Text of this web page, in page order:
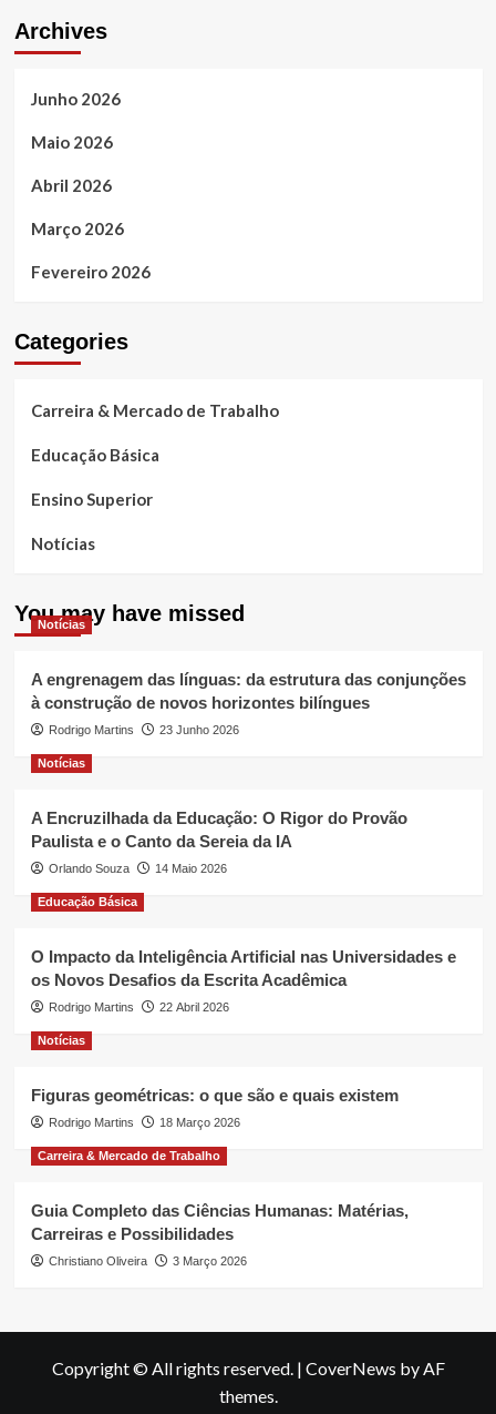
Archives
Junho 2026
Maio 2026
Abril 2026
Março 2026
Fevereiro 2026
Categories
Carreira & Mercado de Trabalho
Educação Básica
Ensino Superior
Notícias
You may have missed
Notícias
A engrenagem das línguas: da estrutura das conjunções
à construção de novos horizontes bilíngues
Rodrigo Martins 23 Junho 2026
Notícias
A Encruzilhada da Educação: O Rigor do Provão
Paulista e o Canto da Sereia da IA
Orlando Souza 14 Maio 2026
Educação Básica
O Impacto da Inteligência Artificial nas Universidades e
os Novos Desafios da Escrita Acadêmica
Rodrigo Martins 22 Abril 2026
Notícias
Figuras geométricas: o que são e quais existem
Rodrigo Martins 18 Março 2026
Carreira & Mercado de Trabalho
Guia Completo das Ciências Humanas: Matérias,
Carreiras e Possibilidades
Christiano Oliveira 3 Março 2026
Copyright © All rights reserved. | CoverNews by AF
themes.